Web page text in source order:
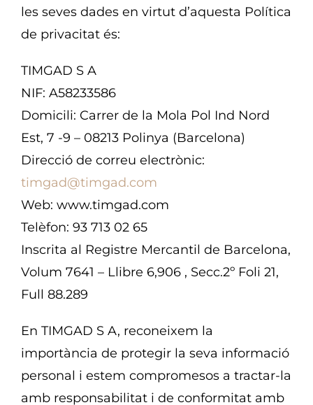
les seves dades en virtut d’aquesta Política
de privacitat és:
TIMGAD S A
NIF: A58233586
Domicili: Carrer de la Mola Pol Ind Nord
Est, 7 -9 – 08213 Polinya (Barcelona)
Direcció de correu electrònic:
timgad@timgad.com
Web: www.timgad.com
Telèfon: 93 713 02 65
Inscrita al Registre Mercantil de Barcelona,
Volum 7641 – Llibre 6,906 , Secc.2º Foli 21,
Full 88.289
En TIMGAD S A, reconeixem la
importància de protegir la seva informació
personal i estem compromesos a tractar-la
amb responsabilitat i de conformitat amb